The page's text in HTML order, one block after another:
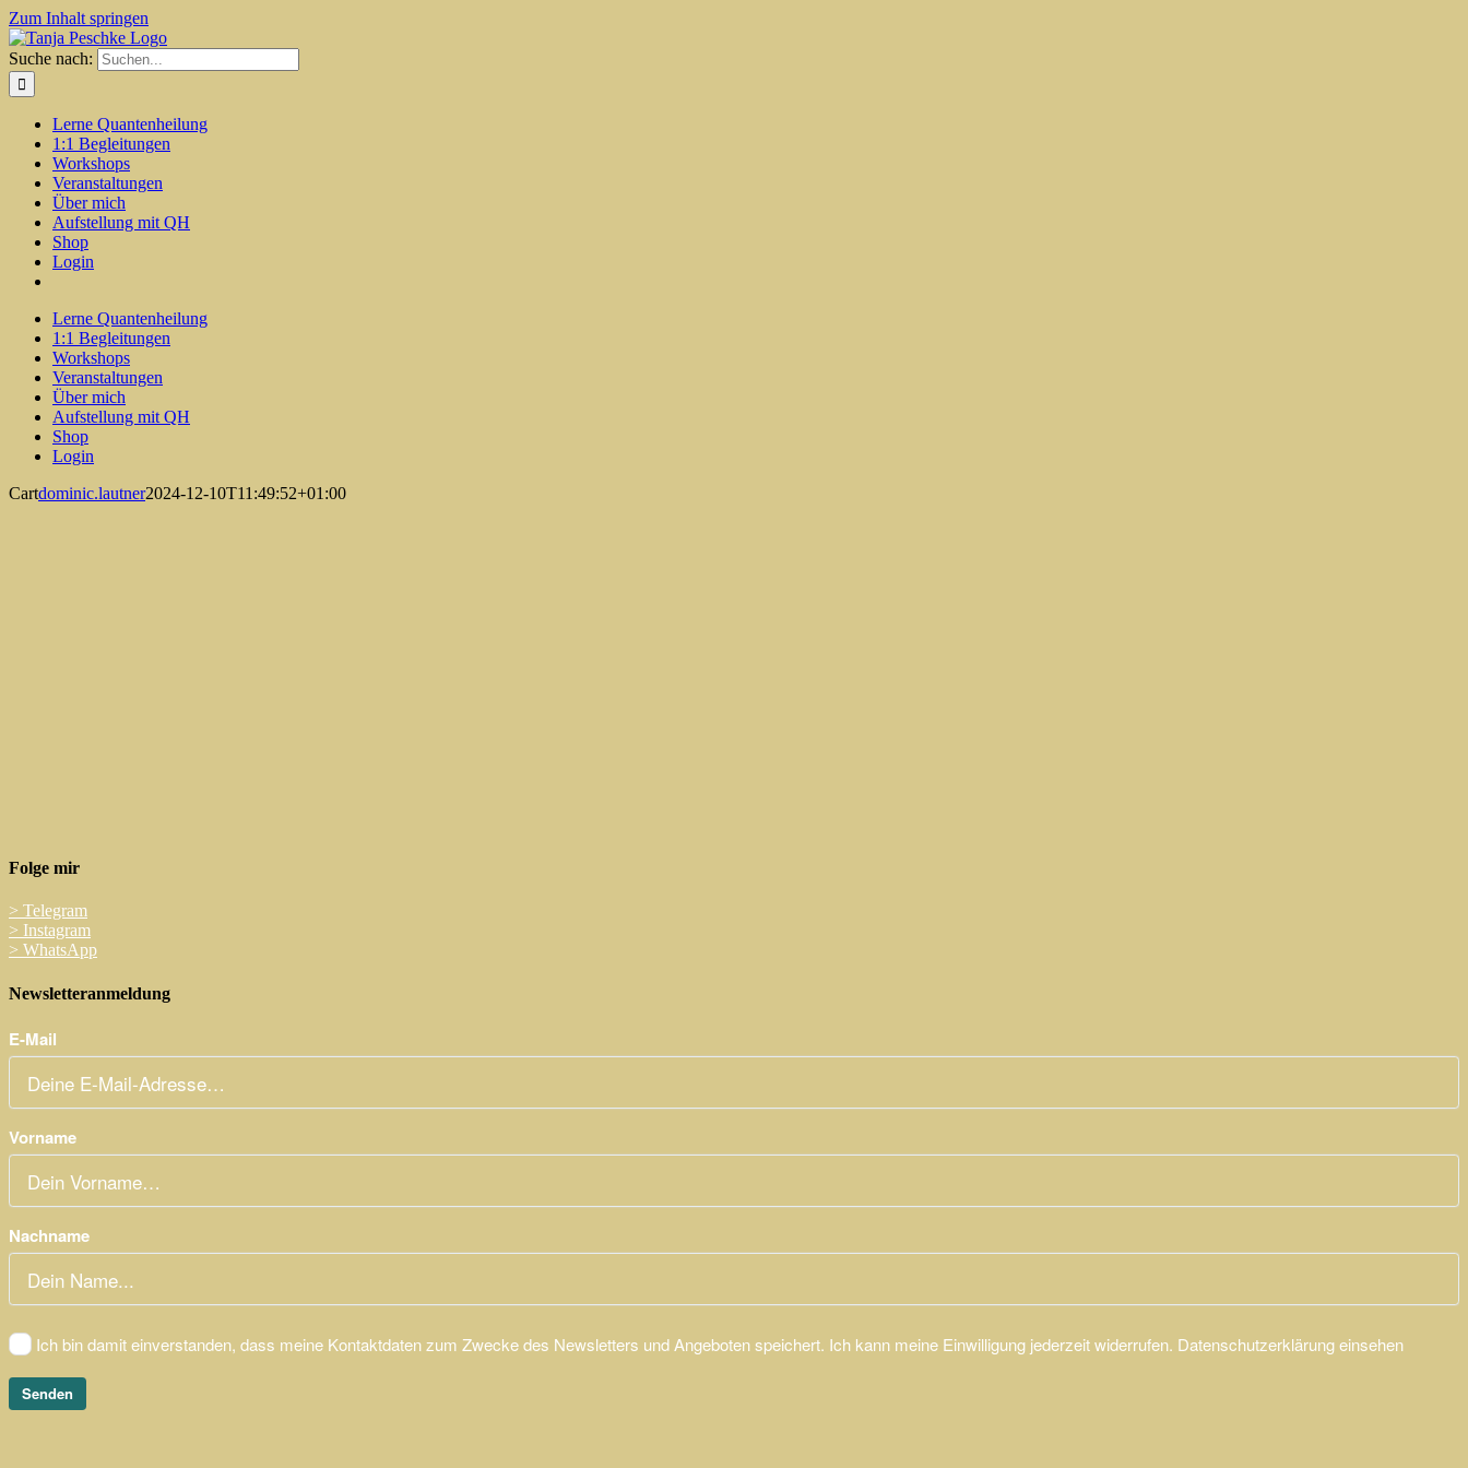
Zum Inhalt springen
Suche nach:
Lerne Quantenheilung
1:1 Begleitungen
Workshops
Veranstaltungen
Über mich
Aufstellung mit QH
Shop
Login
Lerne Quantenheilung
1:1 Begleitungen
Workshops
Veranstaltungen
Über mich
Aufstellung mit QH
Shop
Login
Cartdominic.lautner2024-12-10T11:49:52+01:00
Folge mir
> Telegram
> Instagram
> WhatsApp
Newsletteranmeldung